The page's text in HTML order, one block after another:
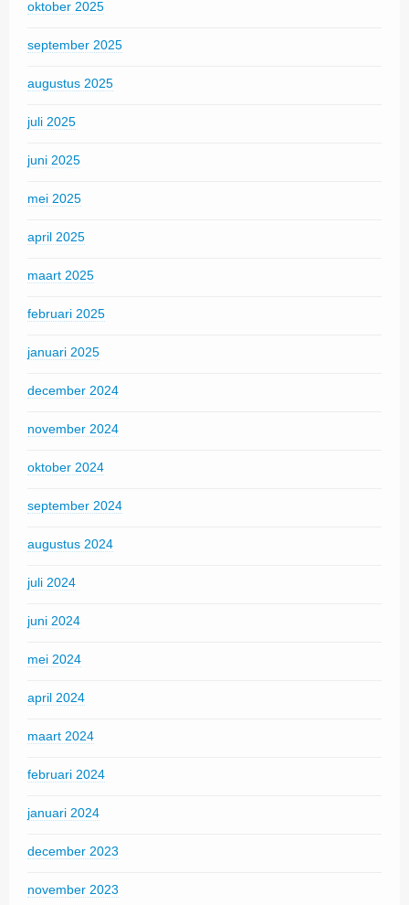
oktober 2025
september 2025
augustus 2025
juli 2025
juni 2025
mei 2025
april 2025
maart 2025
februari 2025
januari 2025
december 2024
november 2024
oktober 2024
september 2024
augustus 2024
juli 2024
juni 2024
mei 2024
april 2024
maart 2024
februari 2024
januari 2024
december 2023
november 2023